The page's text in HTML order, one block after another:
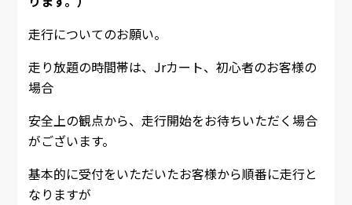
走行についてのお願い。
走り放題の時間帯は、Jrカート、初心者のお客様の
場合
安全上の観点から、走行開始をお待ちいただく場合
がございます。
基本的に受付をいただいたお客様から順番に走行と
なりますが